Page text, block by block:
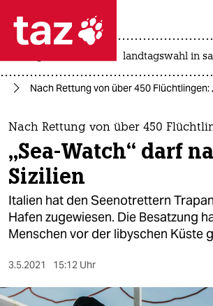
 taz zahl ich
taz zahl ich
themen
politik
öko
gesellschaft
sport
landtagswahl in
Nach Rettung von über 450 Flüchtlingen:
Nach Rettung von über 450
„Sea-Watch“ darf
Sizilien
Italien hat den Seenotrettern
Hafen zugewiesen. Die Besatzung
Menschen vor der libyschen Küste
3.5.2021 15:12 Uhr